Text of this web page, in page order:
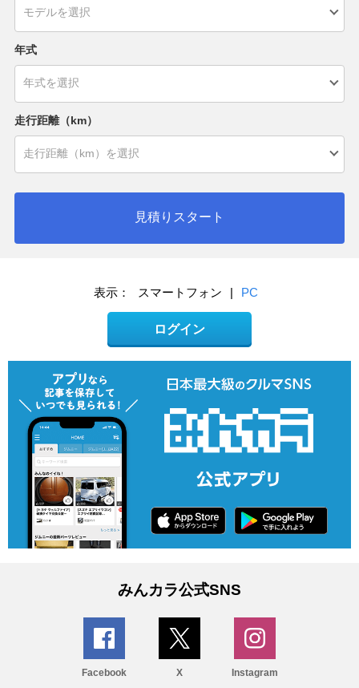
年式
走行距離（km）
見積りスタート
表示： スマートフォン | PC
ログイン
みんカラ公式SNS
Facebook X Instagram